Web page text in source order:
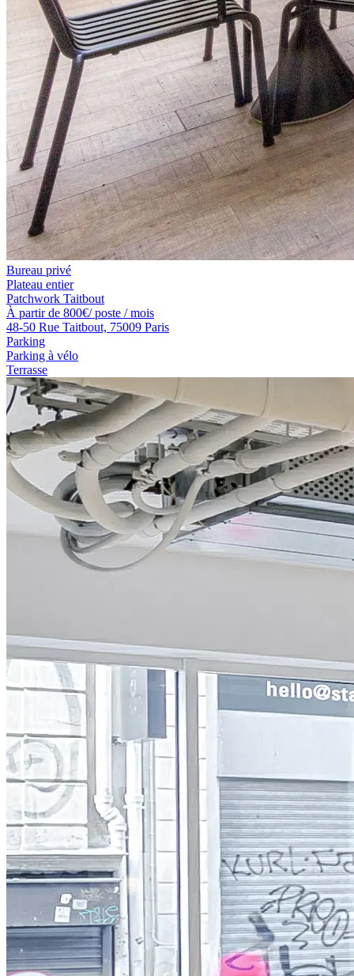
Bureau privé
Plateau entier
Patchwork Taitbout
À partir de 800€/ poste / mois
48-50 Rue Taitbout, 75009 Paris
Parking
Parking à vélo
Terrasse